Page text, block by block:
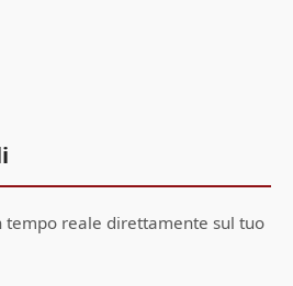
tempo reale direttamente sul tuo